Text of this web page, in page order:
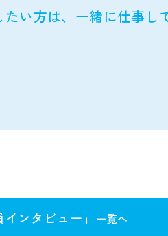
い方は、一緒に仕事し
インタビュー」 一覧へ